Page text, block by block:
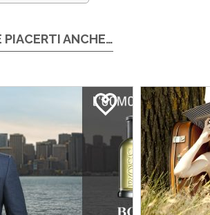
PIACERTI ANCHE…